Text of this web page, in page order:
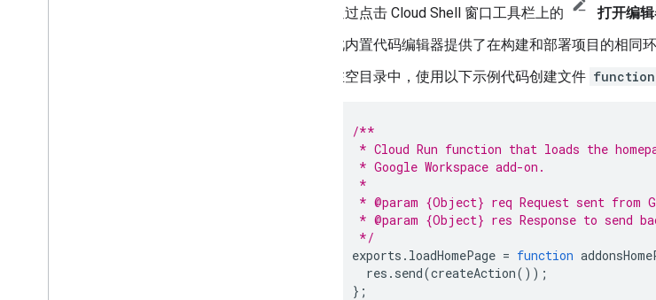
通过点击 Cloud Shell 窗口工具栏上的 打开编
此内置代码编辑器提供了在构建和部署项目的相同
在空目录中，使用以下示例代码创建文件
/**
* Cloud Run function that loads the
* Google Workspace add-on.
*
* @param {Object} req Request sent from
* @param {Object} res Response to send
*/
exports . loadHomePage = function
res . send(createAction());
};